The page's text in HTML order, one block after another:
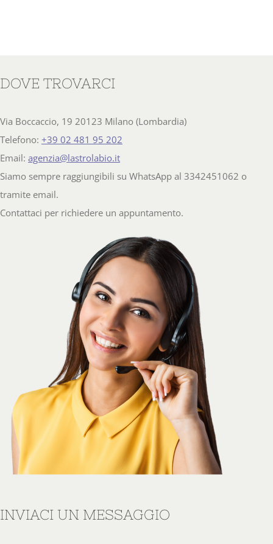
DOVE TROVARCI
Via Boccaccio, 19 20123 Milano (Lombardia)
Telefono: +39 02 481 95 202
Email: agenzia@lastrolabio.it
Siamo sempre raggiungibili su WhatsApp al 3342451062 o
tramite email.
Contattaci per richiedere un appuntamento.
INVIACI UN MESSAGGIO